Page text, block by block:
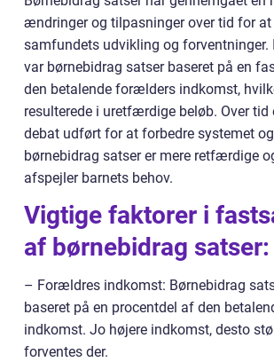
ændringer og tilpasninger over tid for
samfundets udvikling og forventninger.
var børnebidrag satser baseret på en
den betalende forælders indkomst,
resulterede i uretfærdige beløb. Over tid
debat udført for at forbedre systemet
børnebidrag satser er mere retfærdige
afspejler barnets behov.
Vigtige faktorer i
af børnebidrag satser:
– Forældres indkomst: Børnebidrag
baseret på en procentdel af den
indkomst. Jo højere indkomst, desto
forventes der.